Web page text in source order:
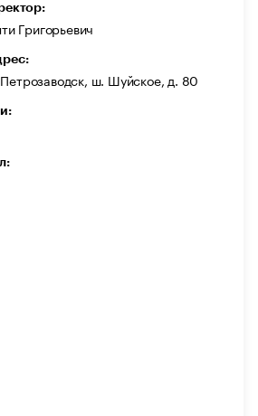
Григорьевич
ш. Шуйское, д. 80